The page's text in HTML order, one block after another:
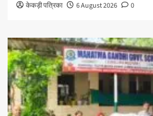
केकड़ी पत्रिका 6 August 2026 0